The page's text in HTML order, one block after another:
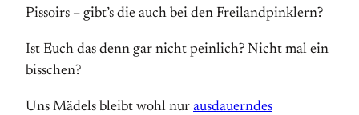
Pissoirs – gibt’s die auch bei den Freilandpinklern?
Ist Euch das denn gar nicht peinlich? Nicht mal ein
bisschen?
Uns Mädels bleibt wohl nur ausdauerndes